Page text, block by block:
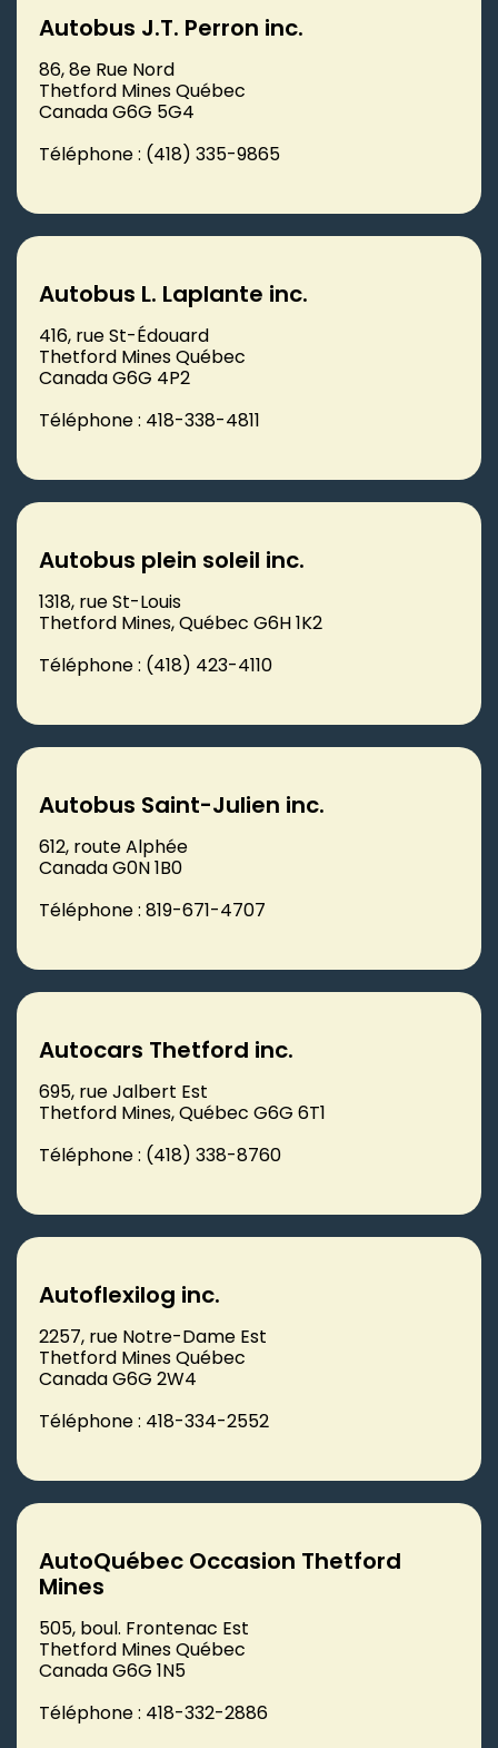
Autobus J.T. Perron inc.
86, 8e Rue Nord
Thetford Mines Québec
Canada G6G 5G4
Téléphone : (418) 335-9865
Autobus L. Laplante inc.
416, rue St-Édouard
Thetford Mines Québec
Canada G6G 4P2
Téléphone : 418-338-4811
Autobus plein soleil inc.
1318, rue St-Louis
Thetford Mines, Québec G6H 1K2
Téléphone : (418) 423-4110
Autobus Saint-Julien inc.
612, route Alphée
Canada G0N 1B0
Téléphone : 819-671-4707
Autocars Thetford inc.
695, rue Jalbert Est
Thetford Mines, Québec G6G 6T1
Téléphone : (418) 338-8760
Autoflexilog inc.
2257, rue Notre-Dame Est
Thetford Mines Québec
Canada G6G 2W4
Téléphone : 418-334-2552
AutoQuébec Occasion Thetford
Mines
505, boul. Frontenac Est
Thetford Mines Québec
Canada G6G 1N5
Téléphone : 418-332-2886